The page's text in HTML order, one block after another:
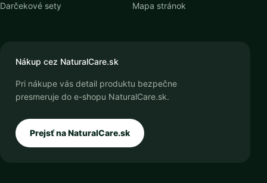
Darčekové sety
Mapa stránok
Nákup cez NaturalCare.sk
Pri nákupe vás detail produktu bezpečne
presmeruje do e-shopu NaturalCare.sk.
Prejsť na NaturalCare.sk